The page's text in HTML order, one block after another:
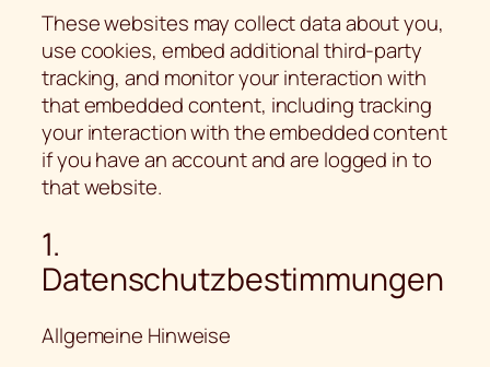
These websites may collect data about you,
use cookies, embed additional third-party
tracking, and monitor your interaction with
that embedded content, including tracking
your interaction with the embedded content
if you have an account and are logged in to
that website.
1.
Datenschutzbestimmungen
Allgemeine Hinweise